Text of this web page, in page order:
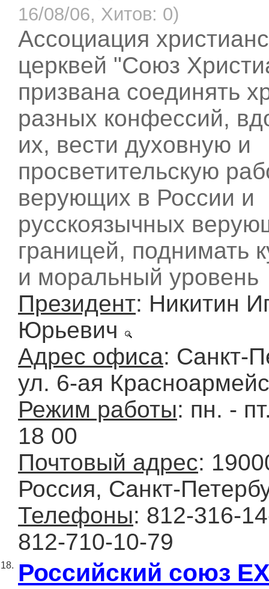
16/08/06, Хитов: 0)
Ассоциация
церквей "Союз
призвана соединять
разных конфессий,
их, вести духовную и
просветительскую
верующих в России и
русскоязычных
границей, поднимать
и моральный уровень
Президент: Никитин
Юрьевич
Адрес офиса: Санкт-
ул. 6-ая
Режим работы: пн. -
18 00
Почтовый адрес:
Россия, Санкт-
Телефоны: 812-316-
812-710-10-79
18. Российский союз